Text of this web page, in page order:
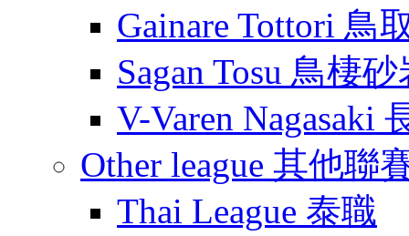
Gainare Tottori 鳥
Sagan Tosu 鳥棲砂
V-Varen Nagasaki
Other league 其他聯
Thai League 泰職